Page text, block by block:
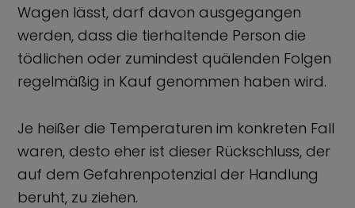
Wagen lässt, darf davon ausgegangen
werden, dass die tierhaltende Person die
tödlichen oder zumindest quälenden Folgen
regelmäßig in Kauf genommen haben wird.
Je heißer die Temperaturen im konkreten Fall
waren, desto eher ist dieser Rückschluss, der
auf dem Gefahrenpotenzial der Handlung
beruht, zu ziehen.